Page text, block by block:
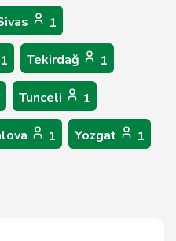
1
1 Tekirdağ 1
Tunceli 1
1 Yozgat 1